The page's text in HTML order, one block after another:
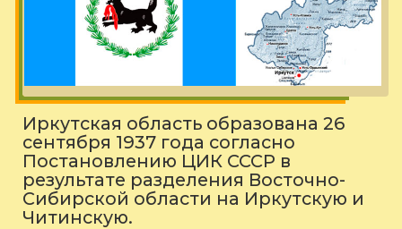
Иркутская область образована 26
сентября 1937 года согласно
Постановлению ЦИК СССР в
результате разделения Восточно-
Сибирской области на Иркутскую и
Читинскую.